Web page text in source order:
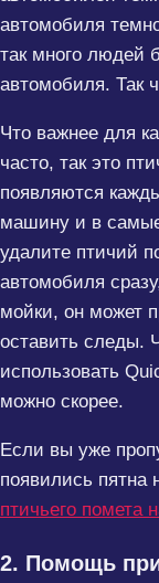
автомобиля
так много людей
автомобиля. Так
Что важнее для
часто, так это
появляются
машину и в
удалите птичий
автомобиля
мойки, он может
оставить следы.
использовать
можно скорее.
Если вы уже
появились пятна
птичьего помета
2. Помощь